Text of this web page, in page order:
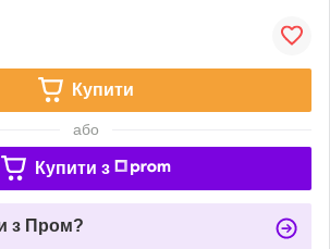
Купити
або
Купити з
з Пром?